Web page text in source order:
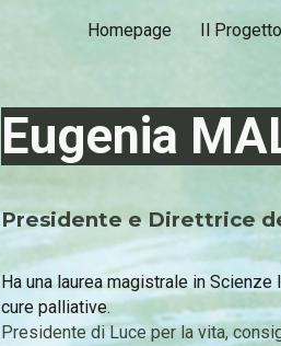
Homepage Il Progetto
Eugenia
Presidente e Direttrice
Ha una laurea magistrale in
cure palliative.
Presidente di Luce per la vita,